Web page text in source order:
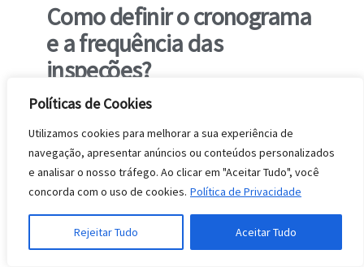
Políticas de Cookies
Utilizamos cookies para melhorar a sua experiência de
navegação, apresentar anúncios ou conteúdos personalizados
e analisar o nosso tráfego. Ao clicar em "Aceitar Tudo", você
concorda com o uso de cookies. Política de Privacidade
Rejeitar Tudo Aceitar Tudo
Como definir o cronograma
e a frequência das
inspeções?
Para definir o cronograma e a frequência das
inspeções, é necessário cruzar os dados dos
manuais dos fabricantes com o histórico de
funcionamento e o regime de carga de cada
máquina. A periodicidade deve ser ajustada
para garantir que os componentes sejam
revisados sempre antes de atingirem seu
limite de desgaste natural.